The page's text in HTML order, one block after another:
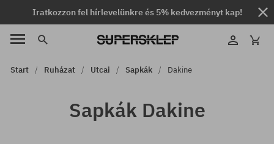
Iratkozzon fel hírlevelünkre és 5% kedvezményt kap!
Start Ruházat Utcai Sapkák Dakine
Sapkák Dakine